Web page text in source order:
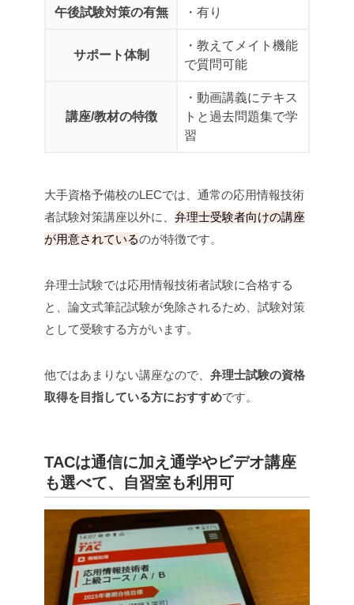
午後試験対策の有無 ・有り
サポート体制
・教えてメイト機能
で質問可能
講座/教材の特徴
・動画講義にテキス
トと過去問題集で学
習
大手資格予備校のLECでは、通常の応用情報技術
者試験対策講座以外に、 弁理士受験者向けの講座
が用意されているのが特徴です。
弁理士試験では応用情報技術者試験に合格する
と、論文式筆記試験が免除されるため、試験対策
として受験する方がいます。
他ではあまりない講座なので、 弁理士試験の資格
取得を目指している方におすすめです。
TACは通信に加え通学やビデオ講座
も選べて、自習室も利用可